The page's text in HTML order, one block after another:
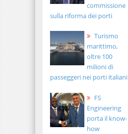
commissione
sulla riforma dei porti
Turismo
marittimo,
oltre 100
milioni di
passeggeri nei porti italiani
FS
Engineering
porta il know-
how